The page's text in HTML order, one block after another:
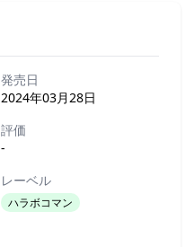
発売日
2024年03月28日
評価
-
レーベル
ハラボコマン